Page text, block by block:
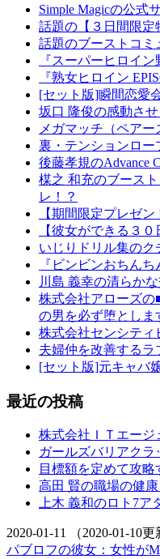
Simple Magicの公
話題の【３日間限
話題のブーストコ
『スーパーヒロイ
『熟女ヒロイン
[セット版]瞬間恋愛
坂口 隆俊の感動さ
メガマッチ（ペア
裏・テンションロー
後藤孝規のAdvance
楳之 和充のブース
レ！？
【期間限定プレゼ
【彼女ができる３
いじりドリル集の
『ビンビンおちん
川島 義幸の清らか
株式会社アローズ
の男を必ず堕とし
株式会社センシテ
夫婦仲を改善する
[セット版]元キャバ
最近の投稿
株式会社ＩＴエージ
ガールズバリアク
目標額を定めて攻
高田 賢の職場の健
上木 義和のロト7ア
2020-01-11 （2020-01-10更
パブロフの彼女：女性が